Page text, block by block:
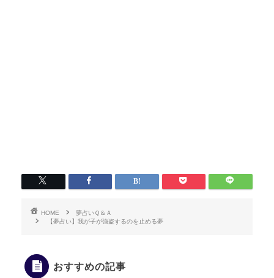
HOME
夢占いＱ＆Ａ
【夢占い】我が子が強盗するのを止める夢
おすすめの記事